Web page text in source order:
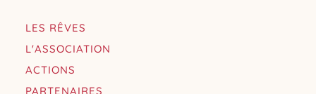
LES RÊVES
L'ASSOCIATION
ACTIONS
PARTENAIRES